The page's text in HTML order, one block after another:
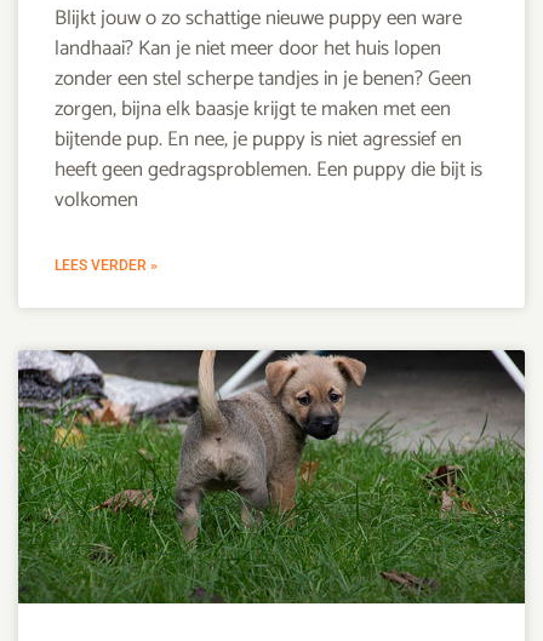
Blijkt jouw o zo schattige nieuwe puppy een ware
landhaai? Kan je niet meer door het huis lopen
zonder een stel scherpe tandjes in je benen? Geen
zorgen, bijna elk baasje krijgt te maken met een
bijtende pup. En nee, je puppy is niet agressief en
heeft geen gedragsproblemen. Een puppy die bijt is
volkomen
LEES VERDER »